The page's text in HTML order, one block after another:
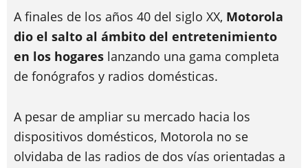
A finales de los años 40 del siglo XX, Motorola
dio el salto al ámbito del entretenimiento
en los hogares lanzando una gama completa
de fonógrafos y radios domésticas.
A pesar de ampliar su mercado hacia los
dispositivos domésticos, Motorola no se
olvidaba de las radios de dos vías orientadas a